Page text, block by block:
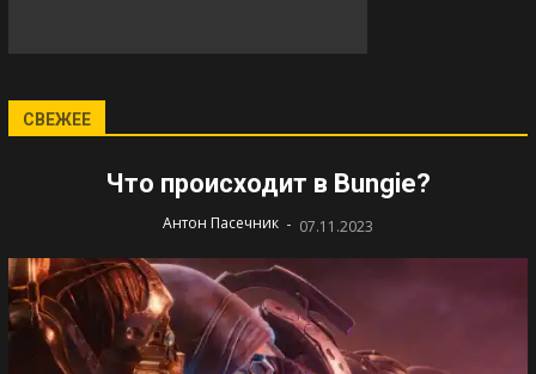
СВЕЖЕЕ
Что происходит в Bungie?
Антон Пасечник - 07.11.2023